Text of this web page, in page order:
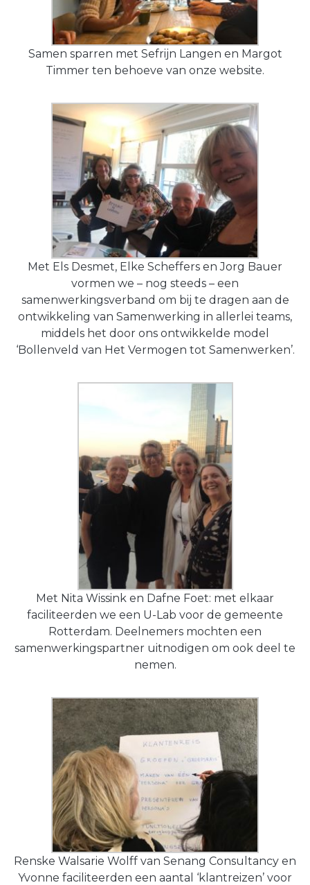
Samen sparren met Sefrijn Langen en Margot
Timmer ten behoeve van onze website.
Met Els Desmet, Elke Scheffers en Jorg Bauer
vormen we – nog steeds – een
samenwerkingsverband om bij te dragen aan de
ontwikkeling van Samenwerking in allerlei teams,
middels het door ons ontwikkelde model
‘Bollenveld van Het Vermogen tot Samenwerken’.
Met Nita Wissink en Dafne Foet: met elkaar
faciliteerden we een U-Lab voor de gemeente
Rotterdam. Deelnemers mochten een
samenwerkingspartner uitnodigen om ook deel te
nemen.
Renske Walsarie Wolff van Senang Consultancy en
Yvonne faciliteerden een aantal ‘klantreizen’ voor